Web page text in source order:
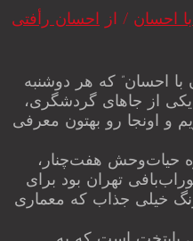
احسان / از
احسان رأفتی
احسان” که هر دوشنبه
از جاهای گردشگری،
و اونجا رو بهتون معرفی
حیات‌وحش هفت‌چنار،
تهران بود برای
خیلی جذاب که معماری